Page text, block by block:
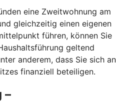
eine Zweitwohnung am
gleichzeitig einen eigenen
führen, können Sie
geltend
anderem, dass Sie sich an
finanziell beteiligen.
–